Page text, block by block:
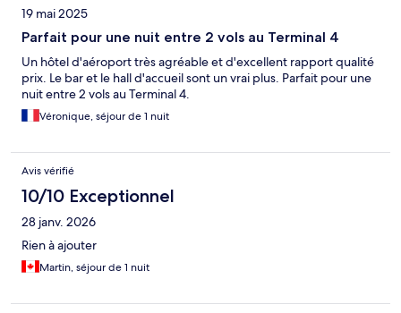
19 mai 2025
Parfait pour une nuit entre 2 vols au Terminal 4
Un hôtel d'aéroport très agréable et d'excellent rapport qualité
prix. Le bar et le hall d'accueil sont un vrai plus. Parfait pour une
nuit entre 2 vols au Terminal 4.
Véronique, séjour de 1 nuit
Avis vérifié
10/10 Exceptionnel
28 janv. 2026
Rien à ajouter
Martin, séjour de 1 nuit